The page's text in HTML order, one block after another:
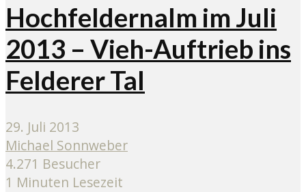
Hochfeldernalm im Juli
2013 – Vieh-Auftrieb ins
Felderer Tal
29. Juli 2013
Michael Sonnweber
4.271 Besucher
1 Minuten Lesezeit